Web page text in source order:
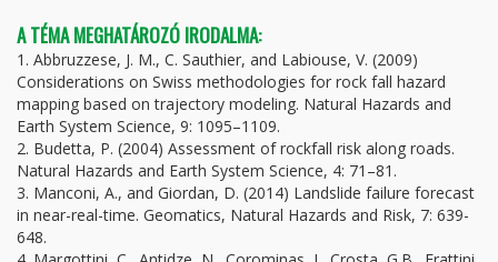
A TÉMA MEGHATÁROZÓ IRODALMA:
1. Abbruzzese, J. M., C. Sauthier, and Labiouse, V. (2009)
Considerations on Swiss methodologies for rock fall hazard
mapping based on trajectory modeling. Natural Hazards and
Earth System Science, 9: 1095–1109.
2. Budetta, P. (2004) Assessment of rockfall risk along roads.
Natural Hazards and Earth System Science, 4: 71–81.
3. Manconi, A., and Giordan, D. (2014) Landslide failure forecast
in near-real-time. Geomatics, Natural Hazards and Risk, 7: 639-
648.